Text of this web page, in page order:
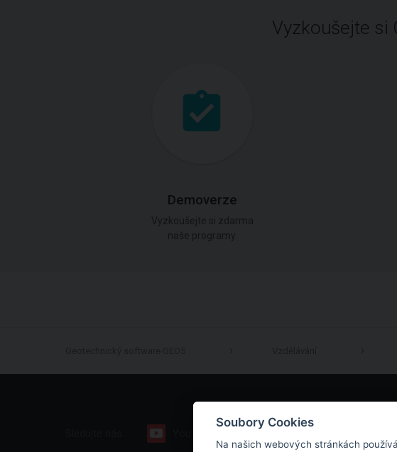
Vyzkoušejte si
Demoverze
Soubory Cookies
Na našich webových stránkách